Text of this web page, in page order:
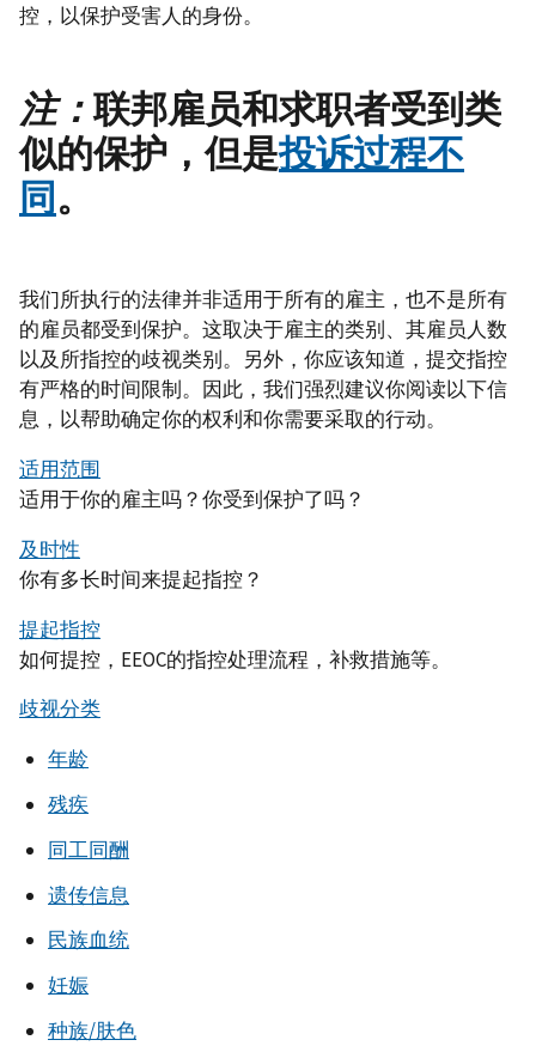
控，以保护受害人的身份。
注：联邦雇员和求职者受到类
似的保护，但是投诉过程不
同。
我们所执行的法律并非适用于所有的雇主，也不是所有
的雇员都受到保护。这取决于雇主的类别、其雇员人数
以及所指控的歧视类别。另外，你应该知道，提交指控
有严格的时间限制。因此，我们强烈建议你阅读以下信
息，以帮助确定你的权利和你需要采取的行动。
适用范围
适用于你的雇主吗？你受到保护了吗？
及时性
你有多长时间来提起指控？
提起指控
如何提控，EEOC的指控处理流程，补救措施等。
歧视分类
年龄
残疾
同工同酬
遗传信息
民族血统
妊娠
种族/肤色